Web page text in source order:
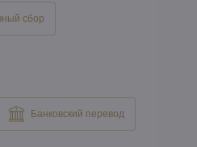
сбор
Банковский перевод